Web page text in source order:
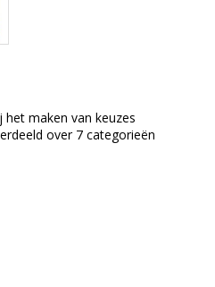
het maken van keuzes
over 7 categorieën